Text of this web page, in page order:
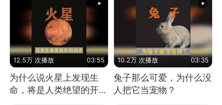
12.5万 次播放 03:55
为什么说火星上发现生
命，将是人类绝望的开
始？
10.2万 次播放 03:35
兔子那么可爱，为什么没
人把它当宠物？